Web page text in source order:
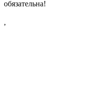
обязательна!
,